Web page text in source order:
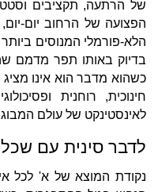
של הרתעה, תקציבים
הפצועה של הרחוב יום-
הלא-פורמלי המנוסים
בדיוק באותו תפר מדמם
כשהוא מדבר הוא אינו
חינוכית, רוחנית
לאינסטינקט של עולם
לדבר סינית עם
נקודת המוצא של א' לכל